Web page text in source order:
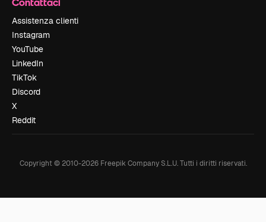
Assistenza clienti
Instagram
YouTube
LinkedIn
TikTok
Discord
X
Reddit
Copyright © 2010-2026Freepik Company S.L.U. Tutti i diritti riservati.